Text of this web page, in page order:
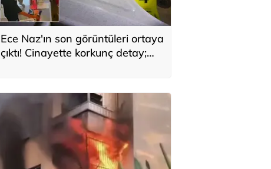
Ece Naz'ın son görüntüleri ortaya
çıktı! Cinayette korkunç detay;